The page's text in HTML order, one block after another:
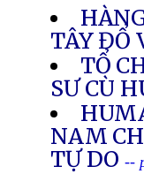
TÂY ĐỔ
TỔ
SƯ CÙ
NAM
TỰ DO --